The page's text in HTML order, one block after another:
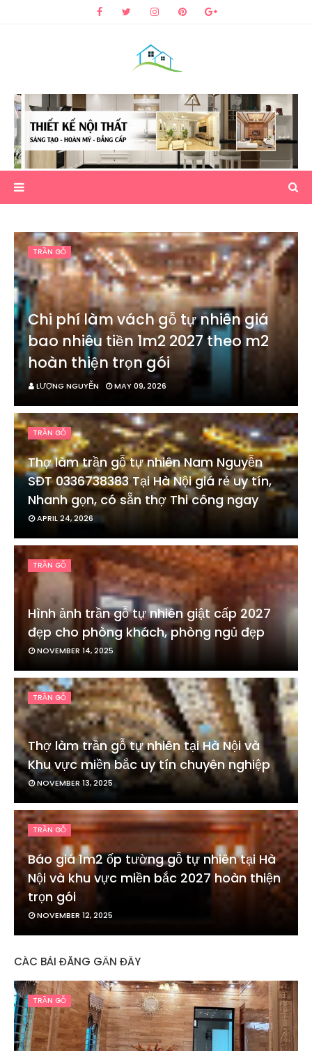
TRẦN GỖ
Chi phí làm vách gỗ tự nhiên giá
bao nhiêu tiền 1m2 2027 theo m2
hoàn thiện trọn gói
LƯỢNG NGUYỄN MAY 09, 2026
TRẦN GỖ
Thợ làm trần gỗ tự nhiên Nam Nguyễn
SĐT 0336738383 Tại Hà Nội giá rẻ uy tín,
Nhanh gọn, có sẵn thợ Thi công ngay
APRIL 24, 2026
TRẦN GỖ
Hình ảnh trần gỗ tự nhiên giật cấp 2027
đẹp cho phòng khách, phòng ngủ đẹp
NOVEMBER 14, 2025
TRẦN GỖ
Thợ làm trần gỗ tự nhiên tại Hà Nội và
Khu vực miền bắc uy tín chuyên nghiệp
NOVEMBER 13, 2025
TRẦN GỖ
Báo giá 1m2 ốp tường gỗ tự nhiên tại Hà
Nội và khu vực miền bắc 2027 hoàn thiện
trọn gói
NOVEMBER 12, 2025
CÁC BÀI ĐĂNG GẦN ĐÂY
TRẦN GỖ